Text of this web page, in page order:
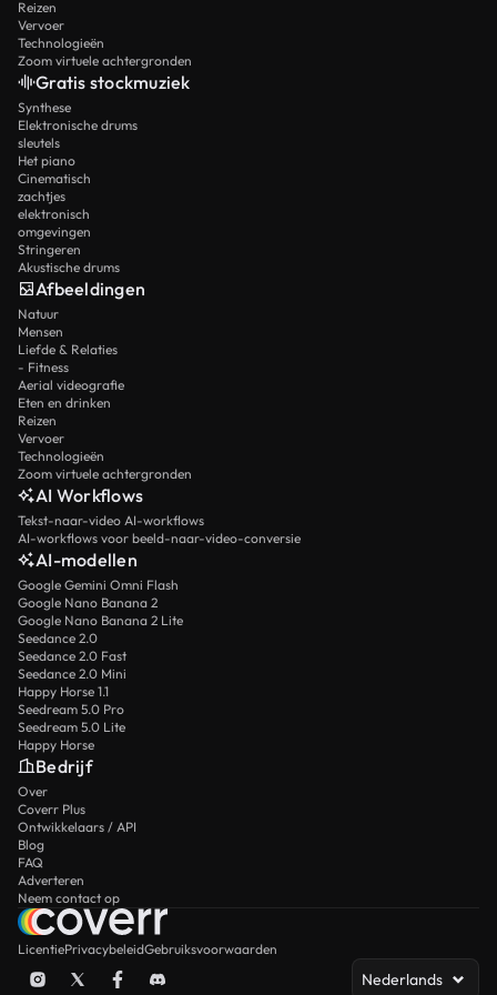
Reizen
Vervoer
Technologieën
Zoom virtuele achtergronden
Gratis stockmuziek
Synthese
Elektronische drums
sleutels
Het piano
Cinematisch
zachtjes
elektronisch
omgevingen
Stringeren
Akustische drums
Afbeeldingen
Natuur
Mensen
Liefde & Relaties
- Fitness
Aerial videografie
Eten en drinken
Reizen
Vervoer
Technologieën
Zoom virtuele achtergronden
AI Workflows
Tekst-naar-video AI-workflows
AI-workflows voor beeld-naar-video-conversie
AI-modellen
Google Gemini Omni Flash
Google Nano Banana 2
Google Nano Banana 2 Lite
Seedance 2.0
Seedance 2.0 Fast
Seedance 2.0 Mini
Happy Horse 1.1
Seedream 5.0 Pro
Seedream 5.0 Lite
Happy Horse
Bedrijf
Over
Coverr Plus
Ontwikkelaars / API
Blog
FAQ
Adverteren
Neem contact op
LicentiePrivacybeleidGebruiksvoorwaarden
Nederlands